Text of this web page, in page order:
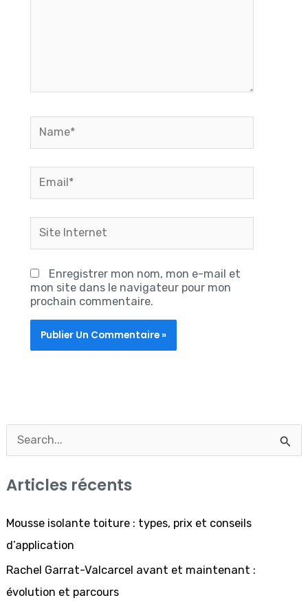
Internet
Enregistrer mon nom, mon e-mail et
mon site dans le navigateur pour mon
prochain commentaire.
c
e
r
c
h
Articles récents
Mousse isolante toiture : types, prix et conseils
d’application
Rachel Garrat-Valcarcel avant et maintenant :
évolution et parcours